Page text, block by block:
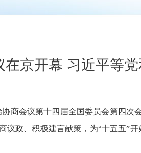
京开幕 习近平等
商会议第十四届全国委员会第四次
政、积极建言献策，为“十五五”